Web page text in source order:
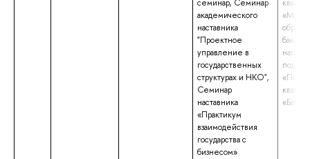
семинар, Семинар
академического
наставника
"Проектное
управление в
государственных
структурах и НКО",
Семинар
наставника
«Практикум
взаимодействия
государства с
бизнесом»